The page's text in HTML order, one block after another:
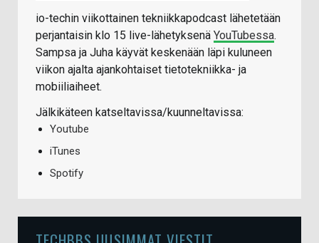
io-techin viikottainen tekniikkapodcast lähetetään
perjantaisin klo 15 live-lähetyksenä YouTubessa.
Sampsa ja Juha käyvät keskenään läpi kuluneen
viikon ajalta ajankohtaiset tietotekniikka- ja
mobiiliaiheet.
Jälkikäteen katseltavissa/kuunneltavissa:
Youtube
iTunes
Spotify